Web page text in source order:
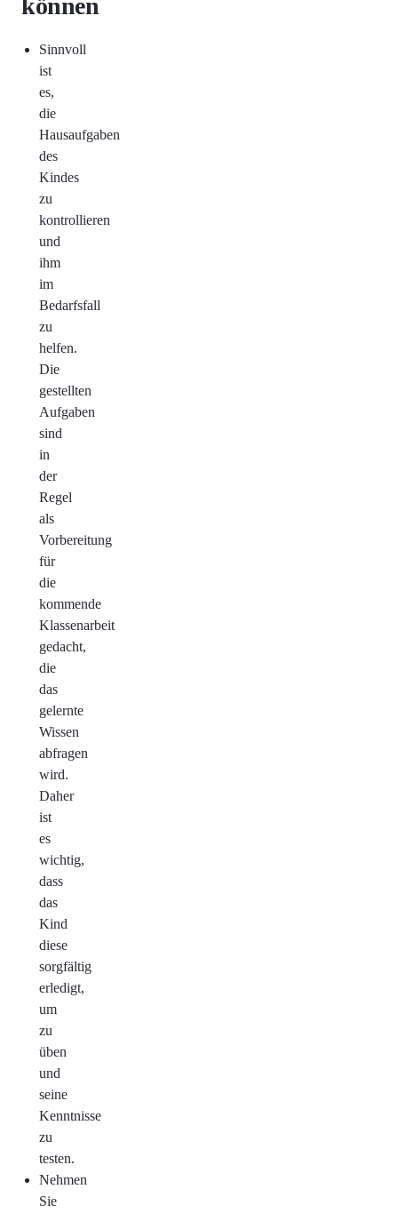
können
Sinnvoll
ist
es,
die
Hausaufgaben
des
Kindes
zu
kontrollieren
und
ihm
im
Bedarfsfall
zu
helfen.
Die
gestellten
Aufgaben
sind
in
der
Regel
als
Vorbereitung
für
die
kommende
Klassenarbeit
gedacht,
die
das
gelernte
Wissen
abfragen
wird.
Daher
ist
es
wichtig,
dass
das
Kind
diese
sorgfältig
erledigt,
um
zu
üben
und
seine
Kenntnisse
zu
testen.
Nehmen
Sie